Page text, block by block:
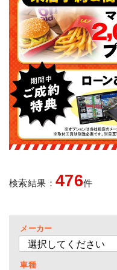
検索結果： 476件
メーカー
車種